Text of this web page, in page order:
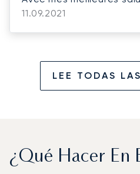
11.09.2021
LEE TODAS
¿Qué Hacer En